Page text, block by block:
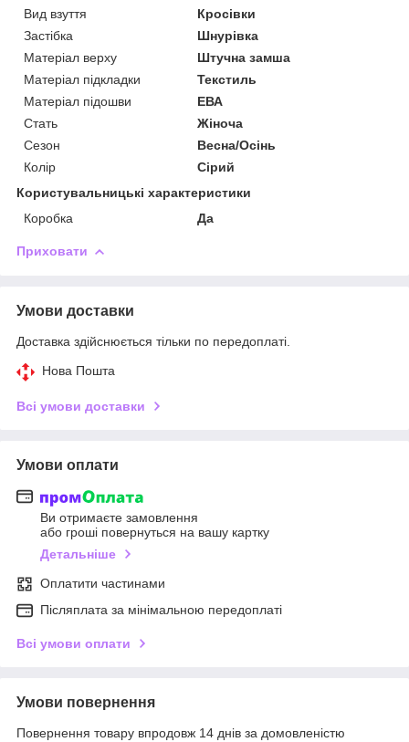
Вид взуття
Кросівки
Застібка
Шнурівка
Матеріал верху
Штучна замша
Матеріал підкладки
Текстиль
Матеріал підошви
ЕВА
Стать
Жіноча
Сезон
Весна/Осінь
Колір
Сірий
Користувальницькі характеристики
Коробка
Да
Приховати
Умови доставки
Доставка здійснюється тільки по передоплаті.
Нова Пошта
Всі умови доставки
Умови оплати
Ви отримаєте замовлення
або гроші повернуться на вашу картку
Детальніше
Оплатити частинами
Післяплата за мінімальною передоплаті
Всі умови оплати
Умови повернення
Повернення товару впродовж 14 днів за домовленістю